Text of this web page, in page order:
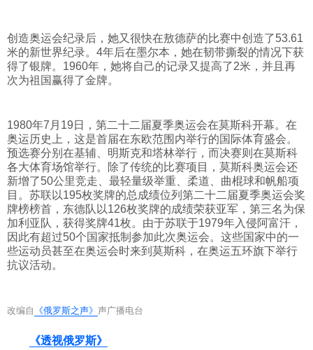
创造奥运会纪录后，她又很快在敖德萨的比赛中创造了53.61
米的新世界纪录。4年后在墨尔本，她在韧带撕裂的情况下获
得了银牌。1960年，她将自己的记录又提高了2米，并且再
次为祖国赢得了金牌。
1980年7月19日，第二十二届夏季奥运会在莫斯科开幕。在
奥运历史上，这是首届在东欧范围内举行的国际体育盛会。
预选赛分别在基辅、明斯克和塔林举行，而决赛则在莫斯科
各大体育场馆举行。除了传统的比赛项目，莫斯科奥运会还
新增了50公里竞走、最轻量级举重、柔道、曲棍球和帆船项
目。苏联以195枚奖牌的总成绩位列第二十二届夏季奥运会奖
牌榜榜首，东德队以126枚奖牌的成绩荣获亚军，第三名为保
加利亚队，获得奖牌41枚。由于苏联于1979年入侵阿富汗，
因此有超过50个国家抵制参加此次奥运会。这些国家中的一
些运动员甚至在奥运会时来到莫斯科，在奥运五环旗下举行
抗议活动。
改编自 《俄罗斯之声》 声广播电台
《透视俄罗斯》